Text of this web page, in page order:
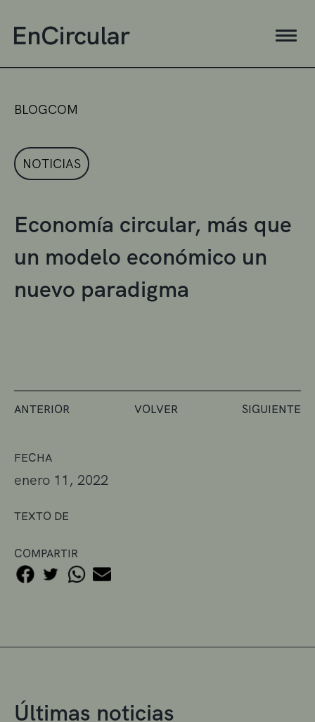
FECHA
enero 11, 2022
TEXTO DE
COMPARTIR
BLOGCOM
NOTICIAS
Economía circular, más que
un modelo económico un
nuevo paradigma
ANTERIOR VOLVER SIGUIENTE
Últimas noticias